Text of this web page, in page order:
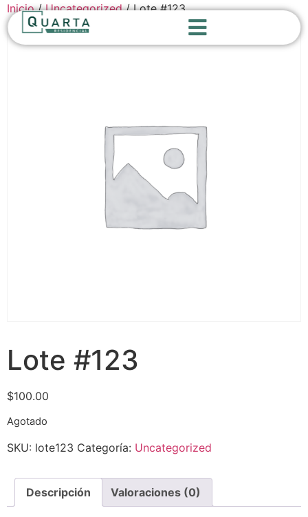
Inicio/Uncategorized/ Lote #123
Lote #123
$100.00
Agotado
SKU: lote123 Categoría: Uncategorized
Descripción Valoraciones (0)